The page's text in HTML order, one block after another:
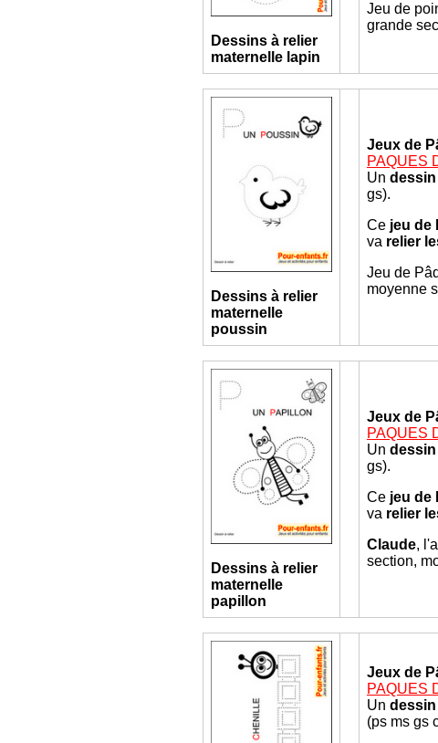
Dessins à relier
maternelle lapin
Jeu de
grande
Dessins à relier
maternelle
poussin
Jeux de
PAQUES
Un
gs).
Ce jeu de
va relier
Jeu de
moyenne
Dessins à relier
maternelle
papillon
Jeux de
PAQUES
Un
gs).
Ce jeu de
va relier
Claude,
section,
Jeux de
PAQUES
Un dessin
(ps ms gs